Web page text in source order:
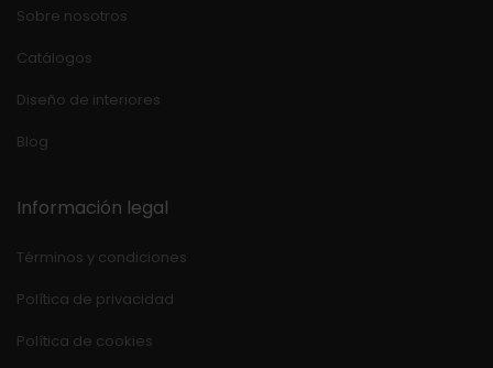
Sobre nosotros
Catálogos
Diseño de interiores
Blog
Información legal
Términos y condiciones
Política de privacidad
Política de cookies